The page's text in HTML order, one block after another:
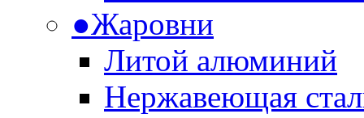
●Жаровни
Литой алюминий
Нержавеющая